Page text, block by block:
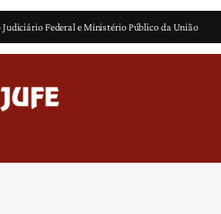
Federal e Ministério Público da União